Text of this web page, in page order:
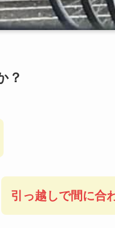
？
引っ越しで間に合